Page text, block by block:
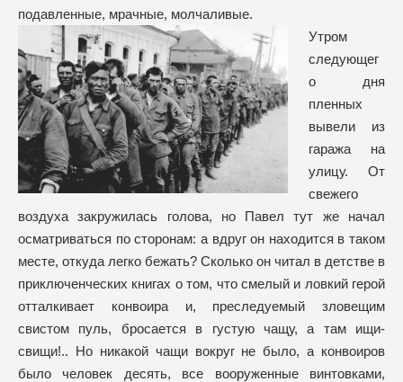
подавленные, мрачные, молчаливые.
Утром
следующег
о дня
пленных
вывели из
гаража на
улицу. От
свежего
воздуха закружилась голова, но Павел тут же начал
осматриваться по сторонам: а вдруг он находится в таком
месте, откуда легко бежать? Сколько он читал в детстве в
приключенческих книгах о том, что смелый и ловкий герой
отталкивает конвоира и, преследуемый зловещим
свистом пуль, бросается в густую чащу, а там ищи-
свищи!.. Но никакой чащи вокруг не было, а конвоиров
было человек десять, все вооруженные винтовками,